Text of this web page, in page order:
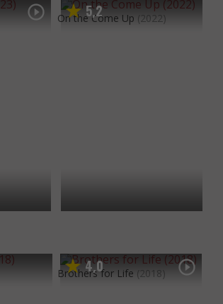
5,2
On the Come Up (2022)
4,0
Brothers for Life (2018)